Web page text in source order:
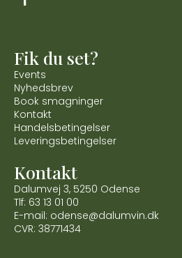
Fik du set?
Events
Nyhedsbrev
Book smagninger
Kontakt
Handelsbetingelser
Leveringsbetingelser
Kontakt
Dalumvej 3, 5250 Odense
Tlf: 63 13 01 00
E-mail: odense@dalumvin.dk
CVR: 38771434